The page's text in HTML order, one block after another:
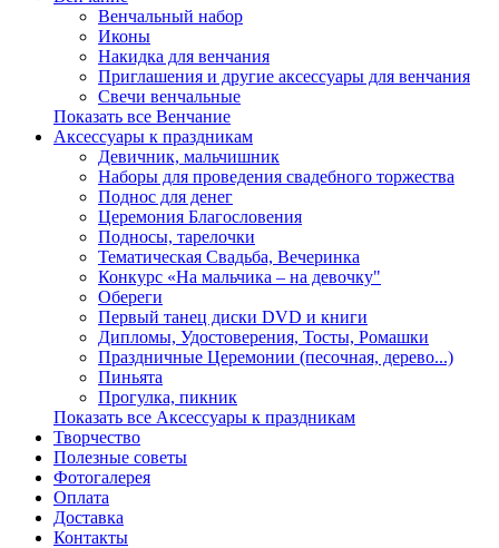
Венчальный набор
Иконы
Накидка для венчания
Приглашения и другие аксессуары для венчания
Свечи венчальные
Показать все Венчание
Аксессуары к праздникам
Девичник, мальчишник
Наборы для проведения свадебного торжества
Поднос для денег
Церемония Благословения
Подносы, тарелочки
Тематическая Свадьба, Вечеринка
Конкурс «На мальчика – на девочку"
Обереги
Первый танец диски DVD и книги
Дипломы, Удостоверения, Тосты, Ромашки
Праздничные Церемонии (песочная, дерево...)
Пиньята
Прогулка, пикник
Показать все Аксессуары к праздникам
Творчество
Полезные советы
Фотогалерея
Оплата
Доставка
Контакты